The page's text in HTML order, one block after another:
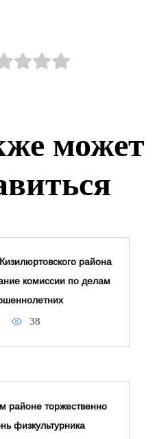
может
района
комиссии по делам
38
районе торжественно
физкультурника